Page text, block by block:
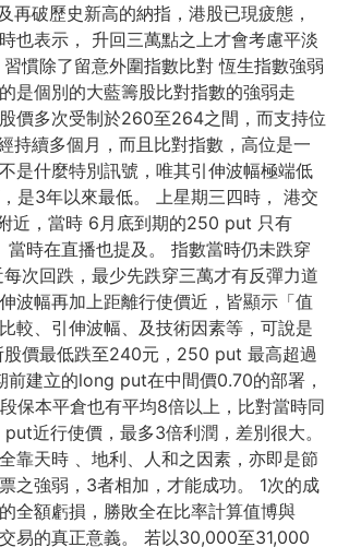
再破歷史新高的納指，港股已現疲態，
也表示， 升回三萬點之上才會考慮平淡
慣除了留意外圍指數比對 恆生指數強弱
是個別的大藍籌股比對指數的強弱走
價多次受制於260至264之間，而支持位
持續多個月，而且比對指數，高位是一
是什麼特別訊號，唯其引伸波幅極端低
是3年以來最低。 上星期三四時， 港交
近，當時 6月底到期的250 put 只有
時在直播也提及。 指數當時仍未跌穿
次回跌，最少先跌穿三萬才有反彈力道
波幅再加上距離行使價近，皆顯示「值
較、引伸波幅、及技術因素等，可說是
股價最低跌至240元，250 put 最高超過
前建立的long put在中間價0.70的部署，
保本平倉也有平均8倍以上，比對當時同
近行使價，最多3倍利潤，差別很大。
靠天時 、地利、人和之因素，亦即是節
之強弱，3者相加，才能成功。 1次的成
全額虧損，勝敗全在比率計算值博與
易的真正意義。 若以30,000至31,000